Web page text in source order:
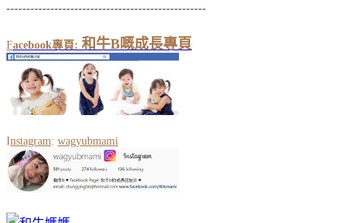
--------------------------------------------------
Facebook專頁: 和牛B嘅成長專頁
Instagram: wagyubmami